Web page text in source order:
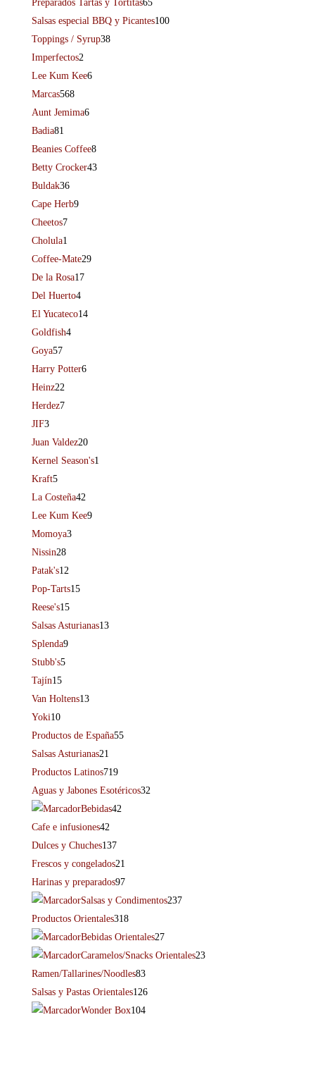
Preparados Tartas y Tortitas65
Salsas especial BBQ y Picantes100
Toppings / Syrup38
Imperfectos2
Lee Kum Kee6
Marcas568
Aunt Jemima6
Badia81
Beanies Coffee8
Betty Crocker43
Buldak36
Cape Herb9
Cheetos7
Cholula1
Coffee-Mate29
De la Rosa17
Del Huerto4
El Yucateco14
Goldfish4
Goya57
Harry Potter6
Heinz22
Herdez7
JIF3
Juan Valdez20
Kernel Season's1
Kraft5
La Costeña42
Lee Kum Kee9
Momoya3
Nissin28
Patak's12
Pop-Tarts15
Reese's15
Salsas Asturianas13
Splenda9
Stubb's5
Tajín15
Van Holtens13
Yoki10
Productos de España55
Salsas Asturianas21
Productos Latinos719
Aguas y Jabones Esotéricos32
Bebidas42
Cafe e infusiones42
Dulces y Chuches137
Frescos y congelados21
Harinas y preparados97
Salsas y Condimentos237
Productos Orientales318
Bebidas Orientales27
Caramelos/Snacks Orientales23
Ramen/Tallarines/Noodles83
Salsas y Pastas Orientales126
Wonder Box104